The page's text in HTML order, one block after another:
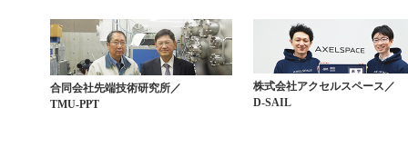
合同会社先端技術研究所／
TMU-PPT
株式会社アクセルスペース／
D-SAIL